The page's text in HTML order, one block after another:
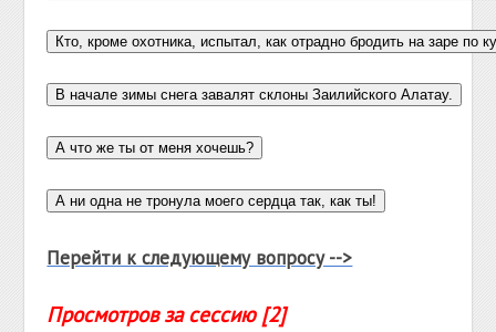
Перейти к следующему вопросу -->
Просмотров за сессию [2]